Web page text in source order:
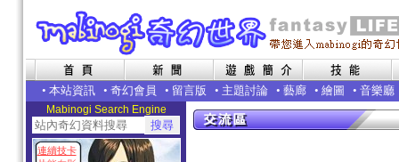
• 本站資訊 • 奇幻會員 • 留言版 • 主題討論 • 藝廊 • 繪圖 • 音樂廳
Mabinogi Search Engine
連續技卡